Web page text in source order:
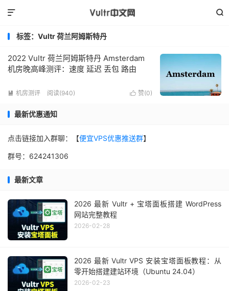


标签：Vultr 荷兰阿姆斯特丹
2022 Vultr 荷兰阿姆斯特丹 Amsterdam
机房晚高峰测评：速度 延迟 丢包 路由
 机房测评 阅读(940)  赞(0)
最新优惠通知
点击链接加入群聊：【便宜VPS优惠推送群】
群号：624241306
最新文章
2026 最新 Vultr + 宝塔面板搭建 WordPress
网站完整教程
2026-02-28
2026 最新 Vultr VPS 安装宝塔面板教程：从
零开始搭建建站环境（Ubuntu 24.04）
2026-02-23